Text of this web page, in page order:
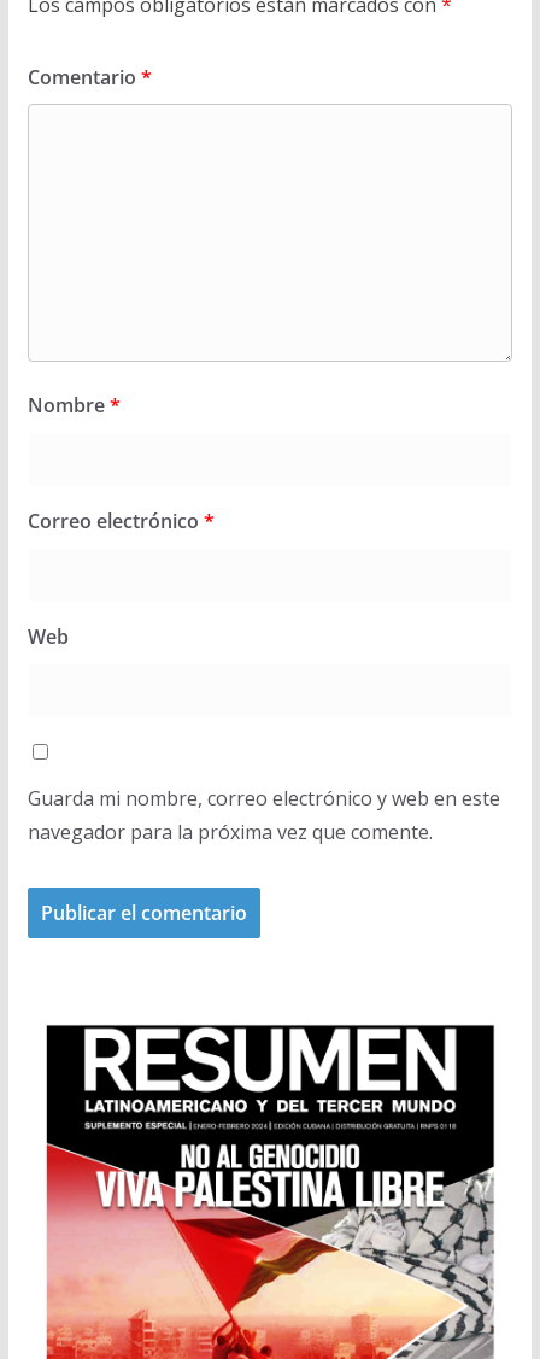
Comentario *
Nombre*
Correo electrónico *
Web
Guarda mi nombre, correo electrónico y web en este
navegador para la próxima vez que comente.